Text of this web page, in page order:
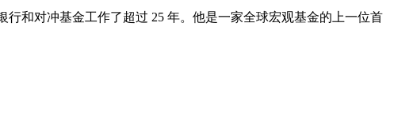
行和对冲基金工作了超过 25 年。他是一家全球宏观基金的上一位首